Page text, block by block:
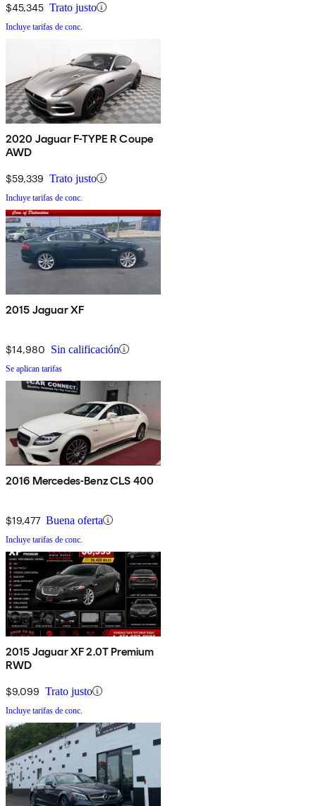
$45,345 Trato justo
Incluye tarifas de conc.
2020 Jaguar F-TYPE R Coupe
AWD
$59,339 Trato justo
Incluye tarifas de conc.
2015 Jaguar XF
$14,980 Sin calificación
Se aplican tarifas
2016 Mercedes-Benz CLS 400
$19,477 Buena oferta
Incluye tarifas de conc.
2015 Jaguar XF 2.0T Premium
RWD
$9,099 Trato justo
Incluye tarifas de conc.